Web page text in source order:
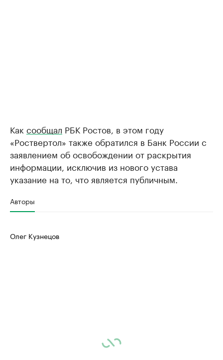
Как сообщал РБК Ростов, в этом году
«Роствертол» также обратился в Банк России с
заявлением об освобождении от раскрытия
информации, исключив из нового устава
указание на то, что является публичным.
Авторы
Олег Кузнецов